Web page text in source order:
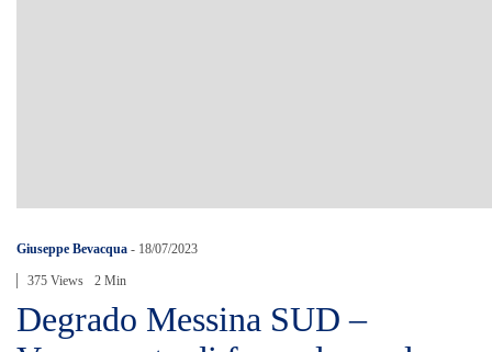
Giuseppe Bevacqua - 18/07/2023
375 Views 2 Min
Degrado Messina SUD –